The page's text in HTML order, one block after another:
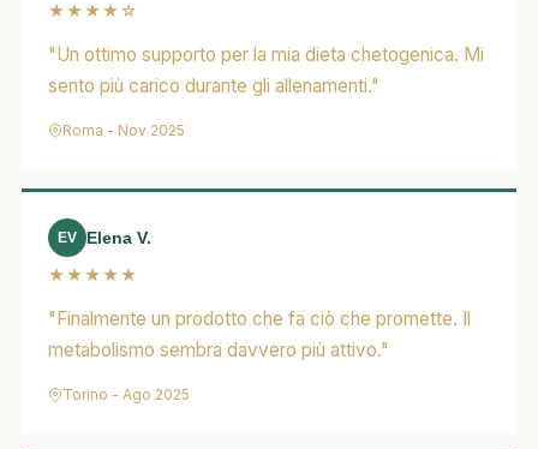
★★★★☆
"Un ottimo supporto per la mia dieta chetogenica. Mi
sento più carico durante gli allenamenti."
Roma - Nov 2025
EV
Elena V.
★★★★★
"Finalmente un prodotto che fa ciò che promette. Il
metabolismo sembra davvero più attivo."
Torino - Ago 2025